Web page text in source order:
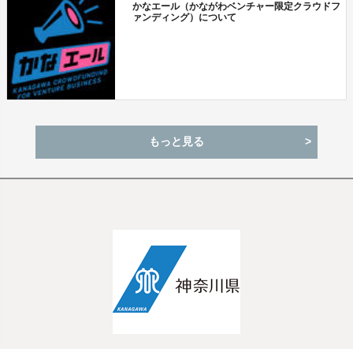
かなエール（かながわベンチャー限定クラウドフ
ァンディング）について
もっと見る